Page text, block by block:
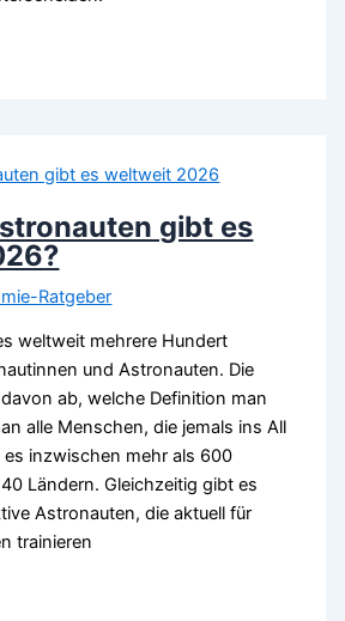
gibt es
Ratgeber
weltweit mehrere Hundert
und Astronauten. Die
ab, welche Definition man
alle Menschen, die jemals ins All
inzwischen mehr als 600
Ländern. Gleichzeitig gibt es
Astronauten, die aktuell für
trainieren